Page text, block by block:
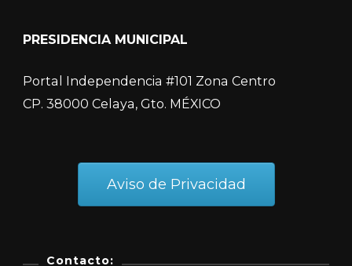
PRESIDENCIA MUNICIPAL
Portal Independencia #101 Zona Centro
CP. 38000 Celaya, Gto. MÉXICO
Aviso de Privacidad
Contacto: